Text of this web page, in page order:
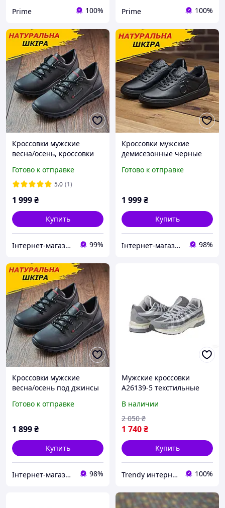
Prime 100% Prime 100%
Кроссовки мужские
весна/осень, кроссовки
кожаные черного цвета
обувь *К-10-ч туфлі* Real
Готово к отправке
5.0 (1)
1 999₴
Купить
Інтернет-магазин Real-Market 99%
Кроссовки мужские
демисезонные черные
молодежные кеды весна
Готово к отправке
1 999₴
Купить
Інтернет-магазин Sport Year 98%
Кроссовки мужские
весна/осень под джинсы
низкой подошве кожаные
Готово к отправке
1 899₴
Купить
Інтернет-магазин Sport Year 98%
Мужские кроссовки
A26139-5 текстильные
демисезонные для
прогулок серые Navigator
В наличии
1 740₴
2 050 ₴
Купить
Trendy интернет-магазин 100%